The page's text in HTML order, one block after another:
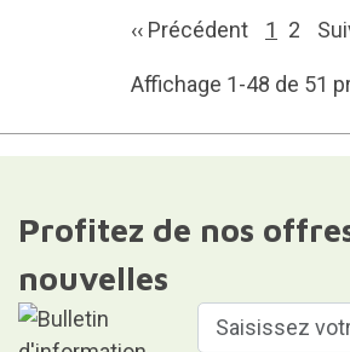
‹‹ Précédent 1 2
Affichage 1-48 de 51
Profitez de nos
nouvelles